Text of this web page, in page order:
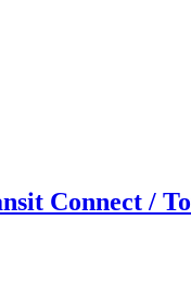
Connect /